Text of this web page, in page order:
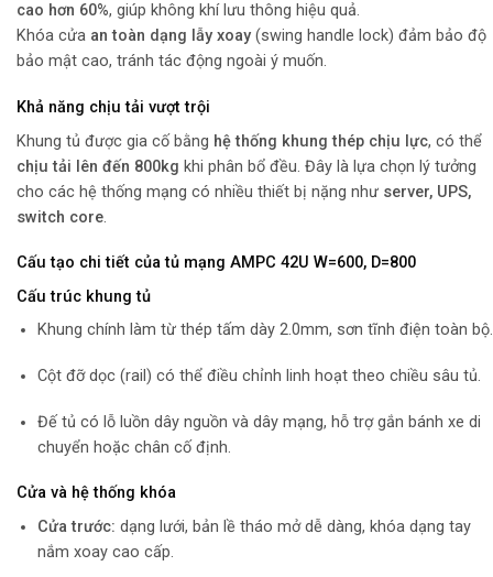
cao hơn 60%, giúp không khí lưu thông hiệu quả.
Khóa cửa an toàn dạng lẫy xoay (swing handle lock) đảm bảo độ
bảo mật cao, tránh tác động ngoài ý muốn.
Khả năng chịu tải vượt trội
Khung tủ được gia cố bằng hệ thống khung thép chịu lực, có thể
chịu tải lên đến 800kg khi phân bổ đều. Đây là lựa chọn lý tưởng
cho các hệ thống mạng có nhiều thiết bị nặng như server, UPS,
switch core.
Cấu tạo chi tiết của tủ mạng AMPC 42U W=600, D=800
Cấu trúc khung tủ
Khung chính làm từ thép tấm dày 2.0mm, sơn tĩnh điện toàn bộ.
Cột đỡ dọc (rail) có thể điều chỉnh linh hoạt theo chiều sâu tủ.
Đế tủ có lỗ luồn dây nguồn và dây mạng, hỗ trợ gắn bánh xe di
chuyển hoặc chân cố định.
Cửa và hệ thống khóa
Cửa trước: dạng lưới, bản lề tháo mở dễ dàng, khóa dạng tay
nắm xoay cao cấp.